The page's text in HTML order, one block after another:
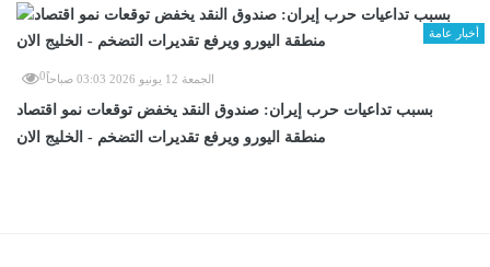
أخبار عامة
الجمعة 12 يونيو 2026 03:03 صباحاً 0
بسبب تداعيات حرب إيران: صندوق النقد يخفض توقعات نمو اقتصاد
منطقة اليورو ويرفع تقديرات التضخم - الخليج الان